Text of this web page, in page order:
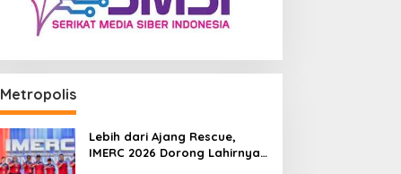
Metropolis
Lebih dari Ajang Rescue,
IMERC 2026 Dorong Lahirnya